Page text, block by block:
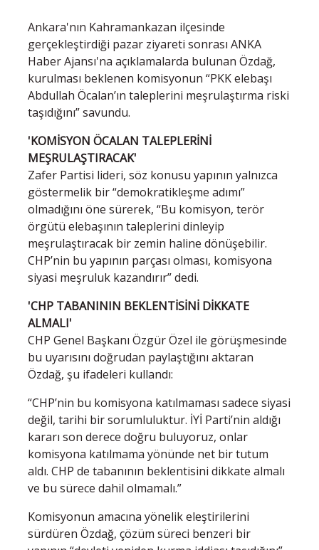
Ankara'nın Kahramankazan ilçesinde
gerçekleştirdiği pazar ziyareti sonrası ANKA
Haber Ajansı'na açıklamalarda bulunan Özdağ,
kurulması beklenen komisyonun “PKK elebaşı
Abdullah Öcalan’ın taleplerini meşrulaştırma riski
taşıdığını” savundu.
'KOMİSYON ÖCALAN TALEPLERİNİ
MEŞRULAŞTIRACAK'
Zafer Partisi lideri, söz konusu yapının yalnızca
göstermelik bir “demokratikleşme adımı”
olmadığını öne sürerek, “Bu komisyon, terör
örgütü elebaşının taleplerini dinleyip
meşrulaştıracak bir zemin haline dönüşebilir.
CHP’nin bu yapının parçası olması, komisyona
siyasi meşruluk kazandırır” dedi.
'CHP TABANININ BEKLENTİSİNİ DİKKATE
ALMALI'
CHP Genel Başkanı Özgür Özel ile görüşmesinde
bu uyarısını doğrudan paylaştığını aktaran
Özdağ, şu ifadeleri kullandı:
“CHP’nin bu komisyona katılmaması sadece siyasi
değil, tarihi bir sorumluluktur. İYİ Parti’nin aldığı
kararı son derece doğru buluyoruz, onlar
komisyona katılmama yönünde net bir tutum
aldı. CHP de tabanının beklentisini dikkate almalı
ve bu sürece dahil olmamalı.”
Komisyonun amacına yönelik eleştirilerini
sürdüren Özdağ, çözüm süreci benzeri bir